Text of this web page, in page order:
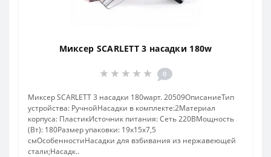
Миксер SCARLETT 3 насадки 180w
0
Миксер SCARLETT 3 насадки 180wарт. 20509ОписаниеТип
устройства: РучнойНасадки в комплекте:2Материал
корпуса: ПластикИсточник питания: Сеть 220ВМощность
(Вт): 180Размер упаковки: 19х15х7,5
смОсобенностиНасадки для взбивания из нержавеющей
стали;Насадк..